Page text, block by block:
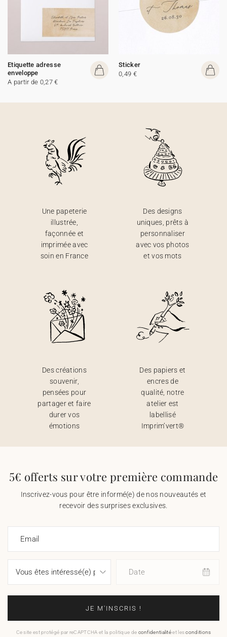
Etiquette adresse
enveloppe
A partir de 0,27 €
Sticker
0,49 €
Une papeterie
illustrée,
façonnée et
imprimée avec
soin en France
Des designs
uniques, prêts à
personnaliser
avec vos photos
et vos mots
Des créations
souvenir,
pensées pour
partager et faire
durer vos
émotions
Des papiers et
encres de
qualité, notre
atelier est
labellisé
Imprim’vert®
5€ offerts sur votre première commande
Inscrivez-vous pour être informé(e) de nos nouveautés et
recevoir des surprises exclusives.
Email
Date
JE M'INSCRIS !
Ce site est protégé par reCAPTCHA et la politique de confidentialitéet lesconditions